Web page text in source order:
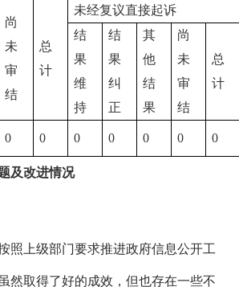
尚
未
审
结
总
计
未经复议直接起诉
结
果
维
持
结
果
纠
正
其
他
结
果
尚
未
审
结
总
计
0 0 0 0 0 0 0
及改进情况
照上级部门要求推进政府信息公开工
然取得了好的成效，但也存在一些不